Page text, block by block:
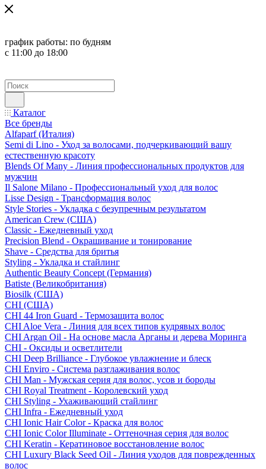
график работы: по будням
с 11:00 до 18:00
Каталог
Все бренды
Alfaparf (Италия)
Semi di Lino - Уход за волосами, подчеркивающий вашу
естественную красоту
Blends Of Many - Линия профессиональных продуктов для
мужчин
Il Salone Milano - Профессиональный уход для волос
Lisse Design - Трансформация волос
Style Stories - Укладка с безупречным результатом
American Crew (США)
Classic - Ежедневный уход
Precision Blend - Окрашивание и тонирование
Shave - Средства для бритья
Styling - Укладка и стайлинг
Authentic Beauty Concept (Германия)
Batiste (Великобритания)
Biosilk (США)
CHI (США)
CHI 44 Iron Guard - Термозащита волос
CHI Aloe Vera - Линия для всех типов кудрявых волос
CHI Argan Oil - На основе масла Арганы и дерева Моринга
CHI - Оксиды и осветлители
CHI Deep Brilliance - Глубокое увлажнение и блеск
CHI Enviro - Система разглаживания волос
CHI Man - Мужская серия для волос, усов и бороды
CHI Royal Treatment - Королевский уход
CHI Styling - Ухаживающий стайлинг
CHI Infra - Ежедневный уход
CHI Ionic Hair Color - Краска для волос
CHI Ionic Color Illuminate - Оттеночная серия для волос
CHI Keratin - Кератиновое восстановление волос
CHI Luxury Black Seed Oil - Линия уходов для поврежденных
волос